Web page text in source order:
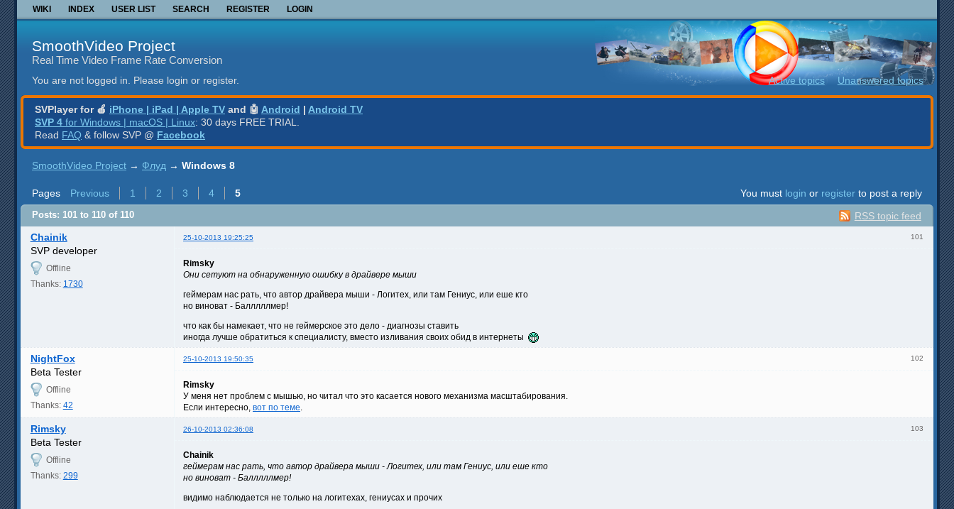
WIKI INDEX USER LIST SEARCH REGISTER LOGIN
SmoothVideo Project
Real Time Video Frame Rate Conversion
You are not logged in. Please login or register. Active topics Unanswered topics
SVPlayer for 🍎 iPhone | iPad | Apple TV and 🤖 Android | Android TV
SVP 4 for Windows | macOS | Linux: 30 days FREE TRIAL.
Read FAQ & follow SVP @ Facebook
SmoothVideo Project → Флуд → Windows 8
Pages Previous 1 2 3 4 5 You must login or register to post a reply
RSS topic feed
Posts: 101 to 110 of 110
101
Chainik 25-10-2013 19:25:25
SVP developer
Offline
Thanks: 1730
Rimsky
Они сетуют на обнаруженную ошибку в драйвере мыши
геймерам нас рать, что автор драйвера мыши - Логитех, или там Гениус, или еше кто
но виноват - Балллллмер!
что как бы намекает, что не геймерское это дело - диагнозы ставить
иногда лучше обратиться к специалисту, вместо изливания своих обид в интернеты
102
NightFox 25-10-2013 19:50:35
Beta Tester
Offline
Thanks: 42
Rimsky
У меня нет проблем с мышью, но читал что это касается нового механизма масштабирования.
Если интересно, вот по теме.
103
Rimsky 26-10-2013 02:36:08
Beta Tester
Offline
Thanks: 299
Chainik
геймерам нас рать, что автор драйвера мыши - Логитех, или там Гениус, или еше кто
но виноват - Балллллмер!
видимо наблюдается не только на логитехах, гениусах и прочих